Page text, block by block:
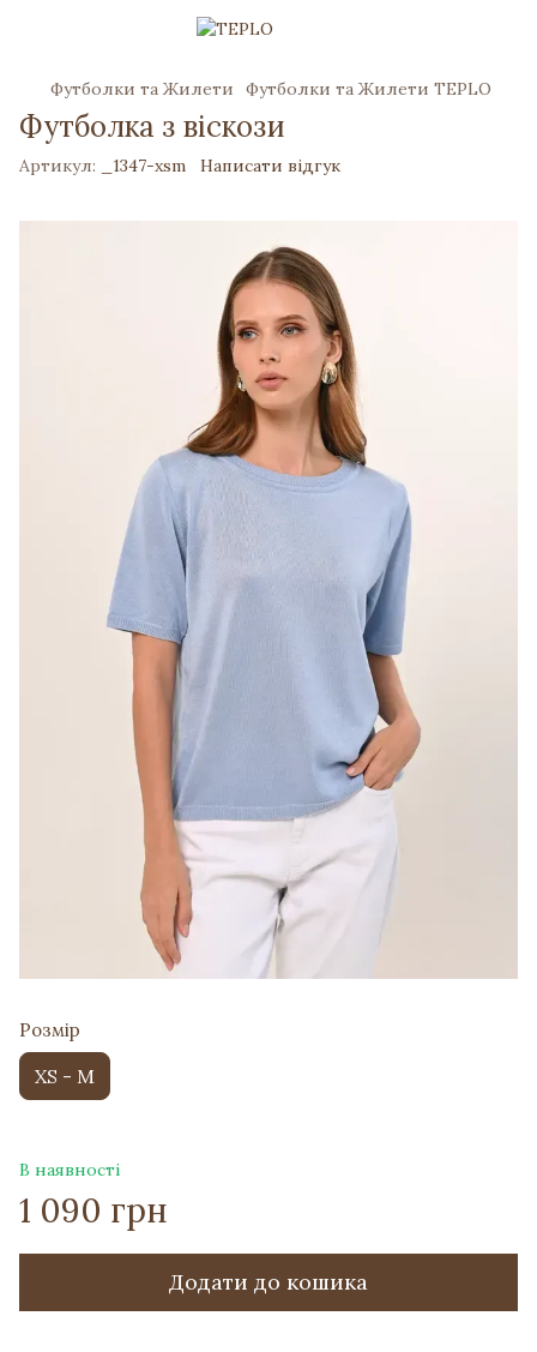
Футболки та Жилети Футболки та Жилети TEPLO
Футболка з віскози
Артикул: _1347-xsm Написати відгук
Розмір
XS - M
В наявності
1 090 грн
Додати до кошика